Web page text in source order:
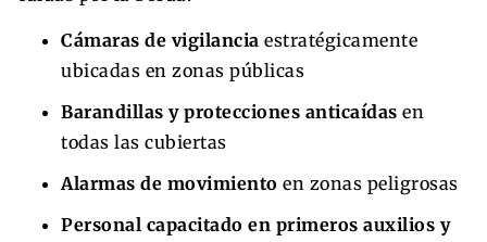
Cámaras de vigilancia estratégicamente
ubicadas en zonas públicas
Barandillas y protecciones anticaídas en
todas las cubiertas
Alarmas de movimiento en zonas peligrosas
Personal capacitado en primeros auxilios y